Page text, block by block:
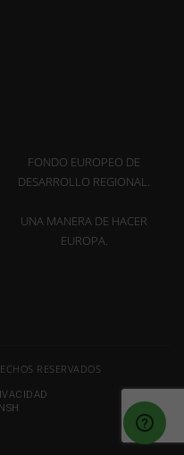
FONDO EUROPEO DE
DESARROLLO REGIONAL.
UNA MANERA DE HACER
EUROPA.
RESERVADOS